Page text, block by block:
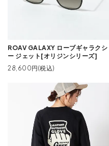
ROAV GALAXY ローブギャラクシ
ー ジェット[オリジンシリーズ]
28,600円(税込)